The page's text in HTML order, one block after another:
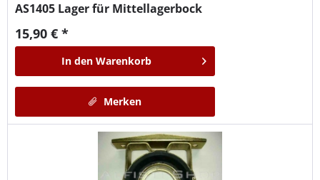
AS1405 Lager für Mittellagerbock
15,90 € *
In den Warenkorb
Merken